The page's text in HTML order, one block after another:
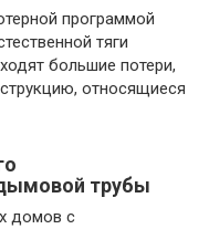
программой
тяги
большие потери,
относящиеся
трубы
домов с